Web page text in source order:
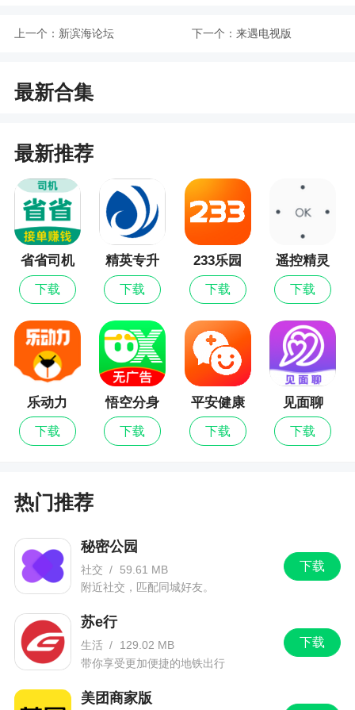
上一个： 新滨海论坛 下一个： 来遇电视版
最新合集
最新推荐
省省司机
下载
精英专升
本
下载
233乐园
下载
遥控精灵
下载
乐动力
下载
悟空分身
下载
平安健康
下载
见面聊
下载
热门推荐
下载
秘密公园
社交 /
59.61 MB
附近社交，匹配同城好友。
下载
苏e行
生活 /
129.02 MB
带你享受更加便捷的地铁出行
美团商家版